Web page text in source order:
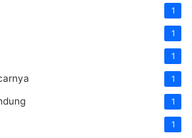
1
1
1
1
1
1